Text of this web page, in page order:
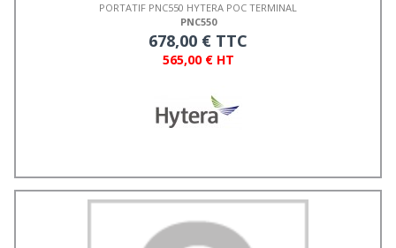
PORTATIF PNC550 HYTERA POC TERMINAL
PNC550
678,00 € TTC
565,00 € HT